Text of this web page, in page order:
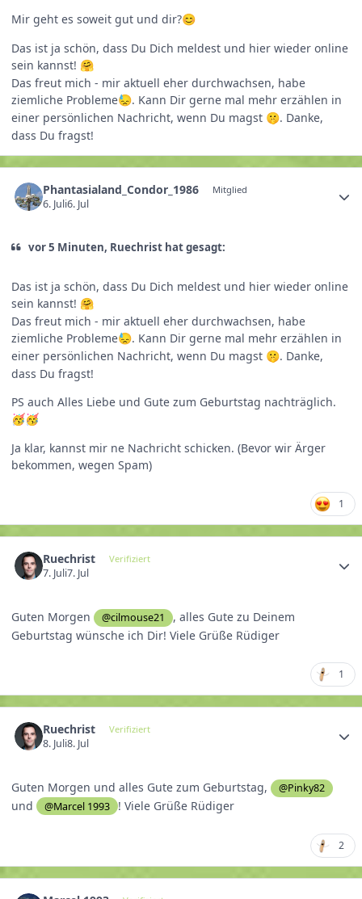
Mir geht es soweit gut und dir?😊
Das ist ja schön, dass Du Dich meldest und hier wieder online
sein kannst! 🤗
Das freut mich - mir aktuell eher durchwachsen, habe
ziemliche Probleme😓. Kann Dir gerne mal mehr erzählen in
einer persönlichen Nachricht, wenn Du magst 🤫. Danke,
dass Du fragst!
Phantasialand_Condor_1986 Mitglied
6. Juli6. Jul
vor 5 Minuten, Ruechrist hat gesagt:
Das ist ja schön, dass Du Dich meldest und hier wieder online
sein kannst! 🤗
Das freut mich - mir aktuell eher durchwachsen, habe
ziemliche Probleme😓. Kann Dir gerne mal mehr erzählen in
einer persönlichen Nachricht, wenn Du magst 🤫. Danke,
dass Du fragst!
PS auch Alles Liebe und Gute zum Geburtstag nachträglich.
🥳🥳
Ja klar, kannst mir ne Nachricht schicken. (Bevor wir Ärger
bekommen, wegen Spam)
1
Ruechrist Verifiziert
7. Juli7. Jul
Guten Morgen @cilmouse21
, alles Gute zu Deinem
Geburtstag wünsche ich Dir! Viele Grüße Rüdiger
1
Ruechrist Verifiziert
8. Juli8. Jul
Guten Morgen und alles Gute zum Geburtstag, @Pinky82
und @Marcel 1993 ! Viele Grüße Rüdiger
2